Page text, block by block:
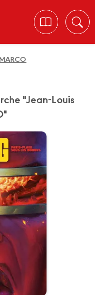
"Jean-Louis
parution :
nouveau